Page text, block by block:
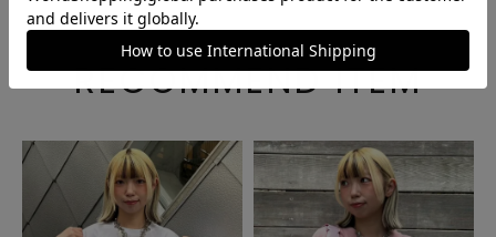
RECOMMEND ITEM